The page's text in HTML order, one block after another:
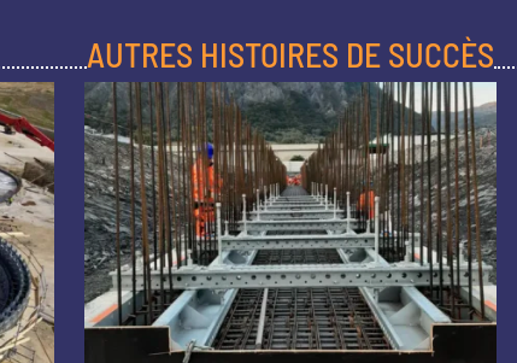
AUTRES HISTOIRES DE SUCCÈS